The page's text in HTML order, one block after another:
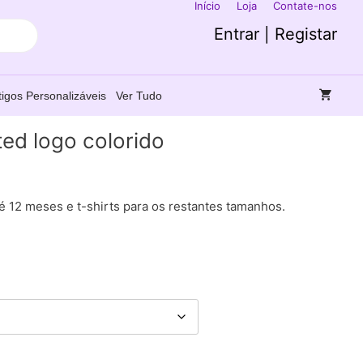
Início Loja Contate-nos
Entrar | Registar
Personalizáveis Ver Tudo
logo colorido
12 meses e t-shirts para os restantes tamanhos.